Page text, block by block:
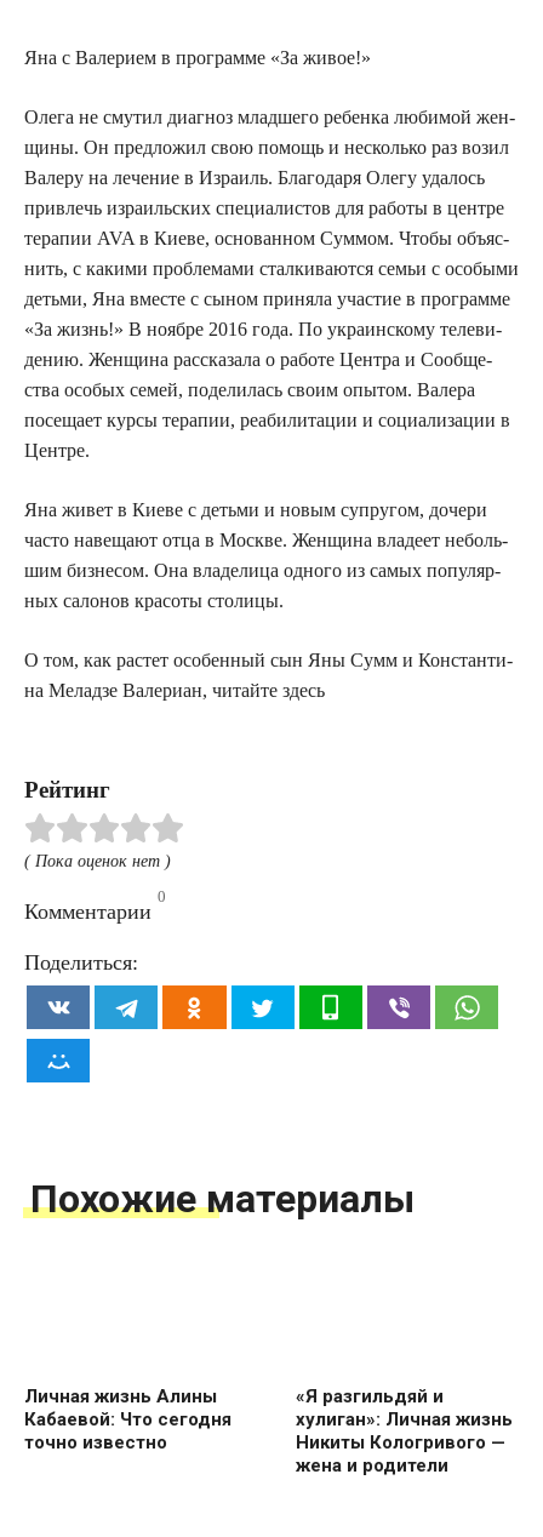
Яна с Вале­ри­ем в про­грам­ме «За живое!»
Оле­га не сму­тил диа­гноз млад­ше­го ребен­ка люби­мой жен­
щи­ны. Он пред­ло­жил свою помощь и несколь­ко раз возил
Вале­ру на лече­ние в Изра­иль. Бла­го­да­ря Оле­гу уда­лось
при­влечь изра­иль­ских спе­ци­а­ли­стов для рабо­ты в цен­тре
тера­пии AVA в Кие­ве, осно­ван­ном Сум­мом. Что­бы объ­яс­
нить, с каки­ми про­бле­ма­ми стал­ки­ва­ют­ся семьи с осо­бы­ми
детьми, Яна вме­сте с сыном при­ня­ла уча­стие в про­грам­ме
«За жизнь!» В нояб­ре 2016 года. По укра­ин­ско­му теле­ви­
де­нию. Жен­щи­на рас­ска­за­ла о рабо­те Цен­тра и Сооб­ще­
ства осо­бых семей, поде­ли­лась сво­им опы­том. Вале­ра
посе­ща­ет кур­сы тера­пии, реа­би­ли­та­ции и соци­а­ли­за­ции в
Центре.
Яна живет в Кие­ве с детьми и новым супру­гом, доче­ри
часто наве­ща­ют отца в Москве. Жен­щи­на вла­де­ет неболь­
шим биз­не­сом. Она вла­де­ли­ца одно­го из самых попу­ляр­
ных сало­нов кра­со­ты столицы.
О том, как рас­тет осо­бен­ный сын Яны Сумм и Кон­стан­ти­
на Мелад­зе Вале­ри­ан, читай­те здесь
Рейтинг
( Пока оценок нет )
Комментарии
0
Поделиться:
Похожие материалы
Личная жизнь Алины
Кабаевой: Что сегодня
точно известно
«Я разгильдяй и
хулиган»: Личная жизнь
Никиты Кологривого —
жена и родители